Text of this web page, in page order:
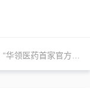
“华领医药首家官方旗舰店”揭牌仪式举行